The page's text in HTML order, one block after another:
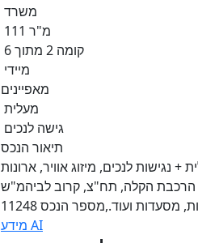
משרד
111 מ"ר
קומה 2 מתוך 6
מיידי
מאפיינים
מעלית
גישה לנכים
תיאור הנכס
המבוקש, משרד מטופח, מרווח ומואר, קומה 2, מעלית + נגישות לנכים, מיזוג אוויר, ארונות
הרכבת הקלה, תח"צ, קרוב לביהמ"ש
מסעדות ועוד.,מספר הנכס 11248
מידע AI